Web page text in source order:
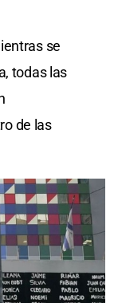
se
todas las
de las